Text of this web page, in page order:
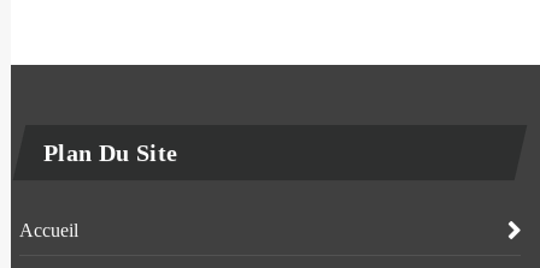
Plan Du Site
Accueil